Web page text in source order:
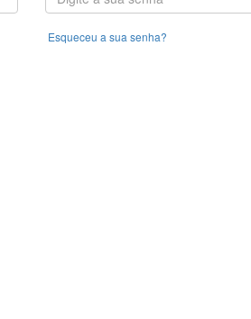
Esqueceu a sua senha?